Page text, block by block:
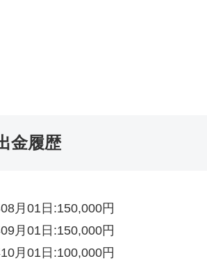
金履歴
月01日:150,000円
月01日:150,000円
月01日:100,000円